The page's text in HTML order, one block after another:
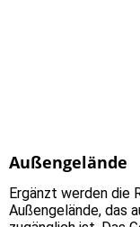
Außengelände
Ergänzt werden die
Außengelände, das